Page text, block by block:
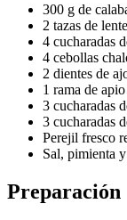
300 g de
2 tazas de
4 cucharadas
4 cebollas
2 dientes de
1 rama de apio
3 cucharadas
3 cucharadas
Perejil fresco
Sal, pimienta
Preparación